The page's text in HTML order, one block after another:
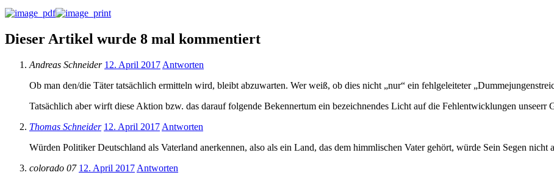
Dieser Artikel wurde 8 mal kommentiert
Andreas Schneider 12. April 2017 Antworten
Ob man den/die Täter tatsächlich ermitteln wird, bleibt abzuwarten. Wer weiß, ob dies nicht „nur“ ein fehlgeleiteter
Tatsächlich aber wirft diese Aktion bzw. das darauf folgende Bekennertum ein bezeichnendes Licht auf die Fehlentwicklungen
Thomas Schneider 12. April 2017 Antworten
Würden Politiker Deutschland als Vaterland anerkennen, also als ein Land, das dem himmlischen Vater gehört, würde Sein Segen nicht
colorado 07 12. April 2017 Antworten